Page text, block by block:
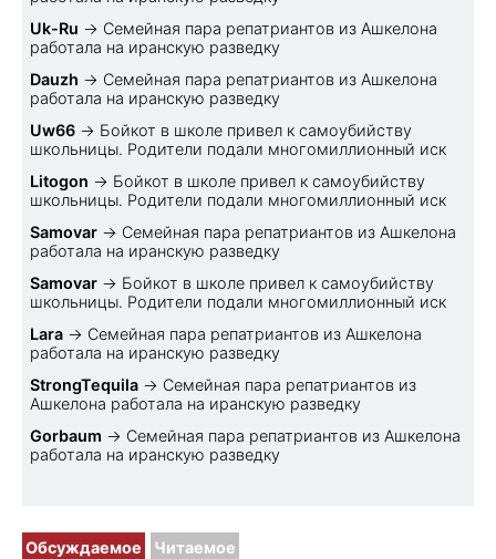
Uk-Ru → Семейная пара репатриантов из Ашкелона
работала на иранскую разведку
Dauzh → Семейная пара репатриантов из Ашкелона
работала на иранскую разведку
Uw66 → Бойкот в школе привел к самоубийству
школьницы. Родители подали многомиллионный иск
Litogon → Бойкот в школе привел к самоубийству
школьницы. Родители подали многомиллионный иск
Samovar → Семейная пара репатриантов из Ашкелона
работала на иранскую разведку
Samovar → Бойкот в школе привел к самоубийству
школьницы. Родители подали многомиллионный иск
Lara → Семейная пара репатриантов из Ашкелона
работала на иранскую разведку
StrongTequila → Семейная пара репатриантов из
Ашкелона работала на иранскую разведку
Gorbaum → Семейная пара репатриантов из Ашкелона
работала на иранскую разведку
Обсуждаемое Читаемое